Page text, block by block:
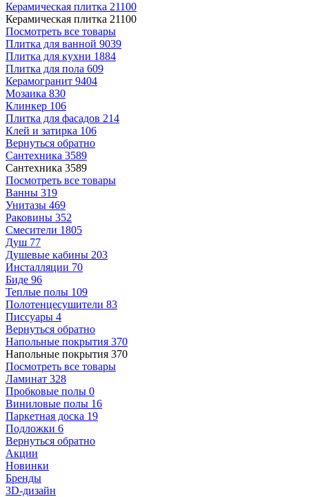
Керамическая плитка 21100
Керамическая плитка 21100
Посмотреть все товары
Плитка для ванной 9039
Плитка для кухни 1884
Плитка для пола 609
Керамогранит 9404
Мозаика 830
Клинкер 106
Плитка для фасадов 214
Клей и затирка 106
Вернуться обратно
Сантехника 3589
Сантехника 3589
Посмотреть все товары
Ванны 319
Унитазы 469
Раковины 352
Смесители 1805
Душ 77
Душевые кабины 203
Инсталляции 70
Биде 96
Теплые полы 109
Полотенцесушители 83
Писсуары 4
Вернуться обратно
Напольные покрытия 370
Напольные покрытия 370
Посмотреть все товары
Ламинат 328
Пробковые полы 0
Виниловые полы 16
Паркетная доска 19
Подложки 6
Вернуться обратно
Акции
Новинки
Бренды
3D-дизайн